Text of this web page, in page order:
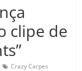
clipe de
Crazy Carpes